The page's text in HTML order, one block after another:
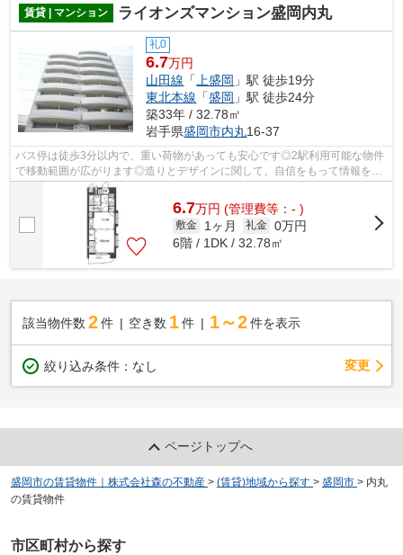
賃貸 | マンション ライオンズマンション盛岡内丸
礼0
6.7万円
山田線 「 上盛岡 」駅 徒歩19分
東北本線 「盛岡 」駅 徒歩24分
築33年 / 32.78㎡
岩手県盛岡市内丸16-37
バス停は徒歩3分以内で、重い荷物があっても安心です◎2駅利用可能な物件
で移動範囲が広がります◎造りとデザインに関して、自信をもって情報を提
供できるマンションです◎盛岡市エリアと...
6.7万円 (管理費等：- )
敷金 1ヶ月 礼金 0万円
6階 / 1DK / 32.78㎡
該当物件数 2件 空き数 1 件 1～2 件を表示
絞り込み条件： なし 変更
ページトップへ
盛岡市の賃貸物件｜株式会社森の不動産 > (賃貸)地域から探す > 盛岡市 > 内丸
の賃貸物件
市区町村から探す